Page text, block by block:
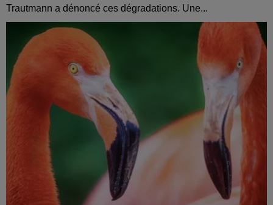
Trautmann a dénoncé ces dégradations. Une...